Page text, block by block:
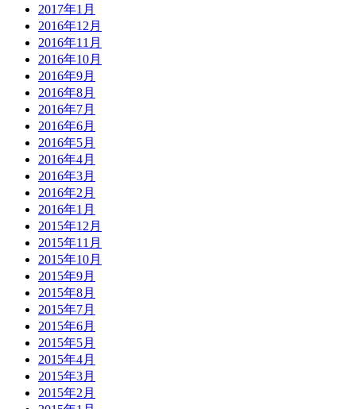
2017年1月
2016年12月
2016年11月
2016年10月
2016年9月
2016年8月
2016年7月
2016年6月
2016年5月
2016年4月
2016年3月
2016年2月
2016年1月
2015年12月
2015年11月
2015年10月
2015年9月
2015年8月
2015年7月
2015年6月
2015年5月
2015年4月
2015年3月
2015年2月